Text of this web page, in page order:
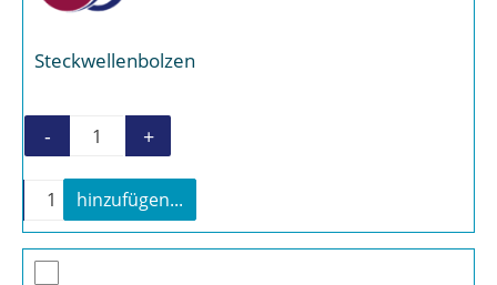
Steckwellenbolzen
Steckwellenbolzen Menge
- +
Steckwellenbolzen Menge
+
hinzufügen...